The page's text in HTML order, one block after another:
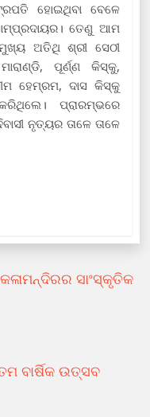
ହୋଇଥିବା ବେଳେ
ତେଣୁ ଆମ
ଅତିଥି ଶ୍ରୀ ସେଠୀ
ପୂର୍ଣ୍ଣ କିସ୍କୁ,
ହେମ୍ରମ, ଦାସ କିସ୍କୁ
ପ୍ରାରମ୍ଭରେ
ନୃତ୍ୟର ତାଳେ ତାଳେ
ସାଂସ୍କୃତିକ
ବାର୍ଷିକ ଉତ୍ସବ